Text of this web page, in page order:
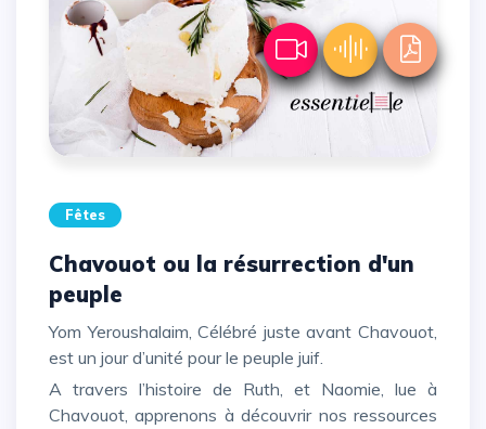
Fêtes
Chavouot ou la résurrection d'un
peuple
Yom Yeroushalaim, Célébré juste avant Chavouot,
est un jour d’unité pour le peuple juif.
A travers l’histoire de Ruth, et Naomie, lue à
Chavouot, apprenons à découvrir nos ressources